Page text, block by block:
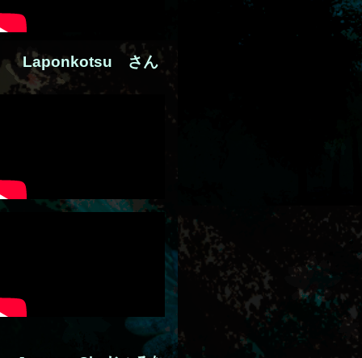
Laponkotsu さん